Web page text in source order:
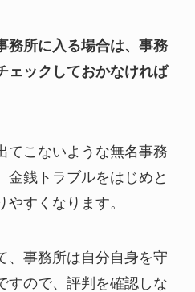
務所に入る場合は、事務
ェックしておかなければ
てこないような無名事務
金銭トラブルをはじめと
すくなります。
、事務所は自分自身を守
すので、評判を確認しな